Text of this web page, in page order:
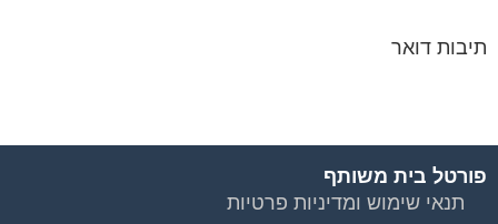
תיבות דואר
פורטל בית משותף
תנאי שימוש ומדיניות פרטיות